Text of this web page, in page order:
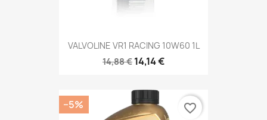
VALVOLINE VR1 RACING 10W60 1L
14,88 € 14,14 €
−5% favorite_border